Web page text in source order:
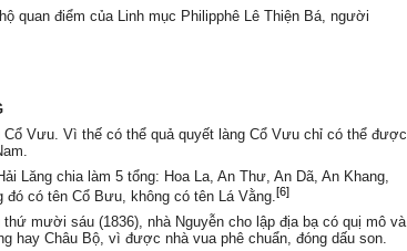
quan điểm của Linh mục Philipphê Lê Thiện Bá, người
Cổ Vưu. Vì thế có thể quả quyết làng Cổ Vưu chỉ có thể được
Lăng chia làm 5 tổng: Hoa La, An Thư, An Dã, An Khang,
có tên Cổ Bưu, không có tên Lá Vằng.[6]
mười sáu (1836), nhà Nguyễn cho lập địa bạ có quị mô và
hay Châu Bộ, vì được nhà vua phê chuẩn, đóng dấu son.